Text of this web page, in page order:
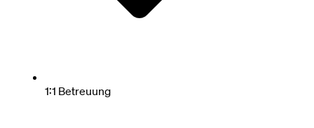
1:1 Betreuung